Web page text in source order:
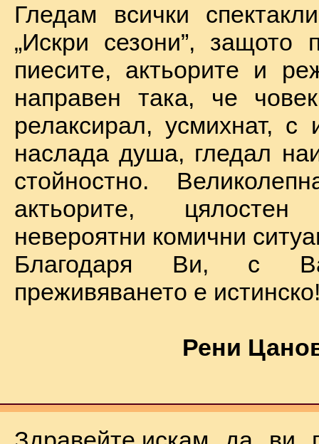
Гледам всички
„Искри сезони”, защото
пиесите, актьорите и
направен така, че
релаксирал, усмихнат, с
наслада душа, гледал
стойностно.
актьорите, цялостен
невероятни комични
Благодаря Ви, с
преживяването е
Рени